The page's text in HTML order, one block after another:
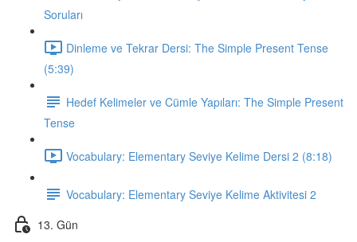
Soruları
Dinleme ve Tekrar Dersi: The Simple Present Tense
(5:39)
Hedef Kelimeler ve Cümle Yapıları: The Simple Present
Tense
Vocabulary: Elementary Seviye Kelime Dersi 2 (8:18)
Vocabulary: Elementary Seviye Kelime Aktivitesi 2
13. Gün